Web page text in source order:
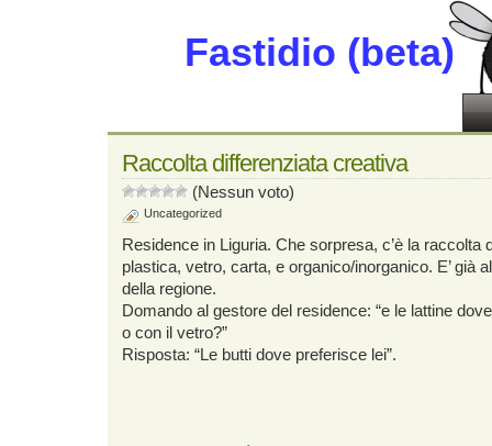
Fastidio (beta)
Raccolta differenziata creativa
(Nessun voto)
Uncategorized
Residence in Liguria. Che sorpresa, c’è la raccolta
plastica, vetro, carta, e organico/inorganico. E’ già
della regione.
Domando al gestore del residence: “e le lattine
o con il vetro?”
Risposta: “Le butti dove preferisce lei”.